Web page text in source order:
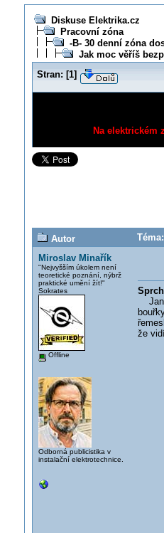
Diskuse Elektrika.cz
Pracovní zóna
-B- 30 denní zóna
Jak moc věříš
Stran: [1]
Na elektrickém
Autor
Miroslav Minařík
"Nejvyšším úkolem není
teoretické poznání, nýbrž
praktické umění žít!"
Sokrates
Offline
Odborná publicistika v
instalační elektrotechnice.
Jan
že